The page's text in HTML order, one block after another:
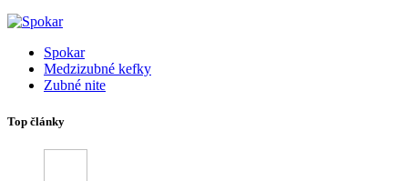
Spokar
Medzizubné kefky
Zubné nite
Top články